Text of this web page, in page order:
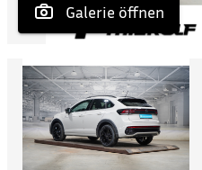
Galerie öffnen